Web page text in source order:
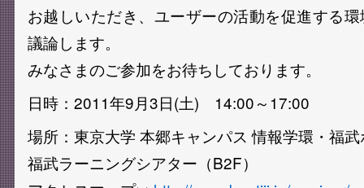
お越しいただき、ユーザーの活動を促進する
議論します。
みなさまのご参加をお待ちしております。
日時：2011年9月3日(土) 14:00～17:00
場所：東京大学 本郷キャンパス 情報学環・福
福武ラーニングシアター（B2F）